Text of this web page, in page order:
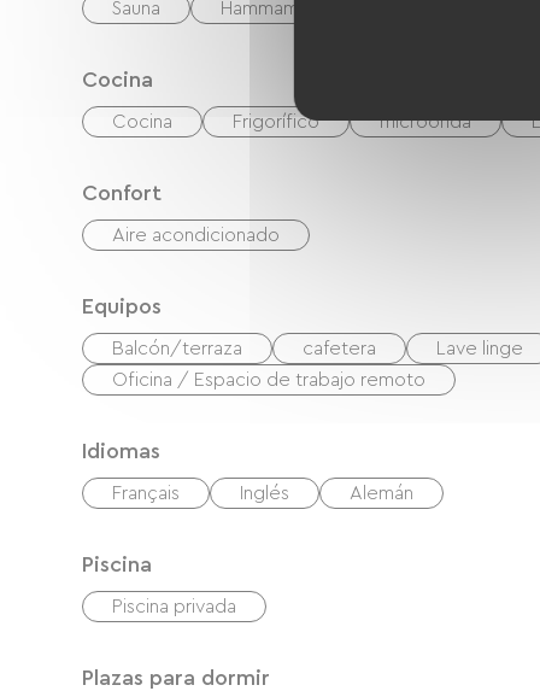
Sauna Hammam
Cocina
Cocina Frigorífico microonda
Confort
Aire acondicionado
Equipos
Balcón/terraza cafetera Lave linge
Oficina / Espacio de trabajo remoto
Idiomas
Français Inglés Alemán
Piscina
Piscina privada
Plazas para dormir